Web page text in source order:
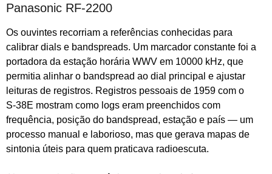
Panasonic RF‑2200
Os ouvintes recorriam a referências conhecidas para
calibrar dials e bandspreads. Um marcador constante foi a
portadora da estação horária WWV em 10000 kHz, que
permitia alinhar o bandspread ao dial principal e ajustar
leituras de registros. Registros pessoais de 1959 com o
S‑38E mostram como logs eram preenchidos com
frequência, posição do bandspread, estação e país — um
processo manual e laborioso, mas que gerava mapas de
sintonia úteis para quem praticava radioescuta.